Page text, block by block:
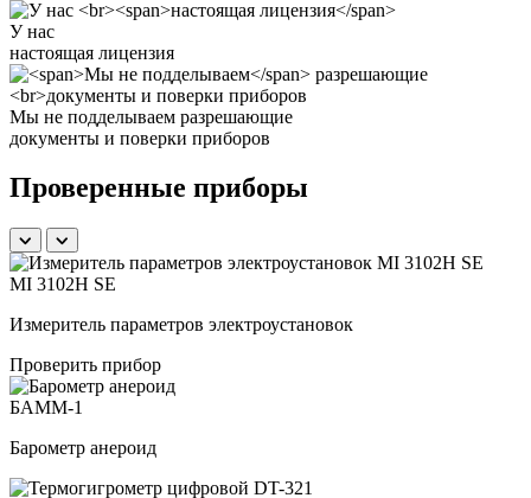
У нас
настоящая лицензия
Мы не подделываем разрешающие
документы и поверки приборов
Проверенные приборы
MI 3102H SE
Измеритель параметров электроустановок
Проверить прибор
БАММ-1
Барометр анероид